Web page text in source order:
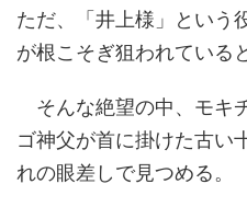
ただ、「井上様」という
が根こそぎ狙われている
そんな絶望の中、モキ
ゴ神父が首に掛けた古い
れの眼差しで見つめる。